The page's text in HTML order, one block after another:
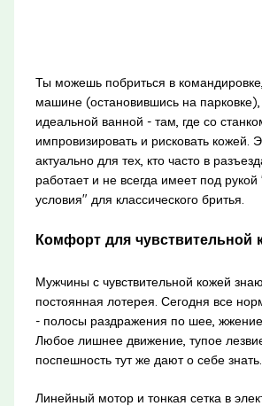
Ты можешь побриться в
машине (остановившись на парковке),
идеальной ванной - там, где со
импровизировать и рисковать кожей.
актуально для тех, кто часто в
работает и не всегда имеет под
условия" для классического бритья.
Комфорт для чувствительной
Мужчины с чувствительной кожей
постоянная лотерея. Сегодня все
- полосы раздражения по шее,
Любое лишнее движение, тупое
поспешность тут же дают о себе знать.
Линейный мотор и тонкая сетка в